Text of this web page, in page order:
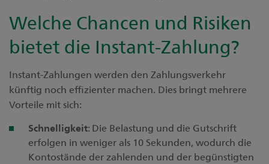
Welche Chancen und Risiken
bietet die Instant-Zahlung?
Instant-Zahlungen werden den Zahlungsverkehr
künftig noch effizienter machen. Dies bringt mehrere
Vorteile mit sich:
Schnelligkeit: Die Belastung und die Gutschrift
erfolgen in weniger als 10 Sekunden, wodurch die
Kontostände der zahlenden und der begünstigten